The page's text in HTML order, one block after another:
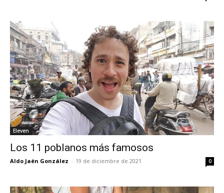
Eleven
Los 11 poblanos más famosos
Aldo Jaén González - 19 de diciembre de 2021 0